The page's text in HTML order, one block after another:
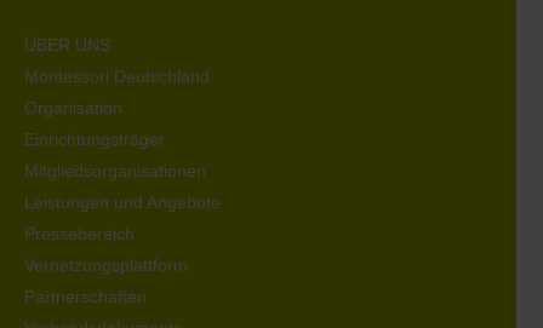
ÜBER UNS
Montessori Deutschland
Organisation
Einrichtungsträger
Mitgliedsorganisationen
Leistungen und Angebote
Pressebereich
Vernetzungsplattform
Partnerschaften